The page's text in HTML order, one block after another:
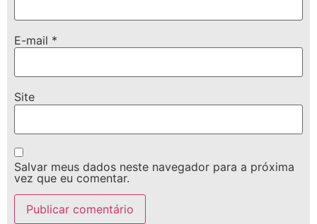
E-mail *
Site
Salvar meus dados neste navegador para a próxima
vez que eu comentar.